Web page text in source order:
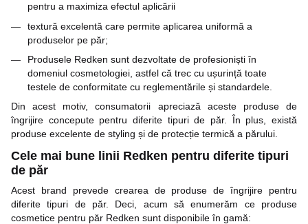
pentru a maximiza efectul aplicării
textură excelentă care permite aplicarea uniformă a
produselor pe păr;
Produsele Redken sunt dezvoltate de profesioniști în
domeniul cosmetologiei, astfel că trec cu ușurință toate
testele de conformitate cu reglementările și standardele.
Din acest motiv, consumatorii apreciază aceste produse de
îngrijire concepute pentru diferite tipuri de păr. În plus, există
produse excelente de styling și de protecție termică a părului.
Cele mai bune linii Redken pentru diferite tipuri
de păr
Acest brand prevede crearea de produse de îngrijire pentru
diferite tipuri de păr. Deci, acum să enumerăm ce produse
cosmetice pentru păr Redken sunt disponibile în gamă: